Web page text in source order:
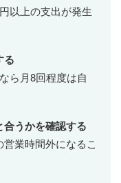
以上の支出が発生
る
ら月8回程度は自
うかを確認する
業時間外になるこ